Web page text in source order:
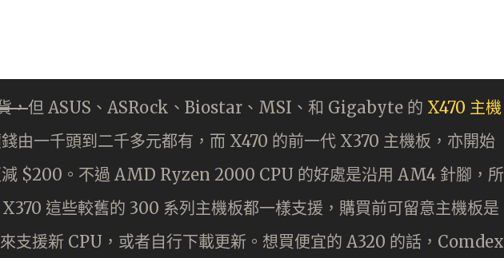
，但 ASUS、ASRock、Biostar、MSI、和 Gigabyte 的 X470 主機
由一千頭到二千多元都有，而 X470 的前一代 X370 主機板，亦開始
減 $200。不過 AMD Ryzen 2000 CPU 的好處是沿用 AM4 針腳，所
這些較舊的 300 系列主機板都一樣支援，購買前可留意主機板是
支援新 CPU，或者自行下載更新。想買便宜的 A320 的話，Comdex